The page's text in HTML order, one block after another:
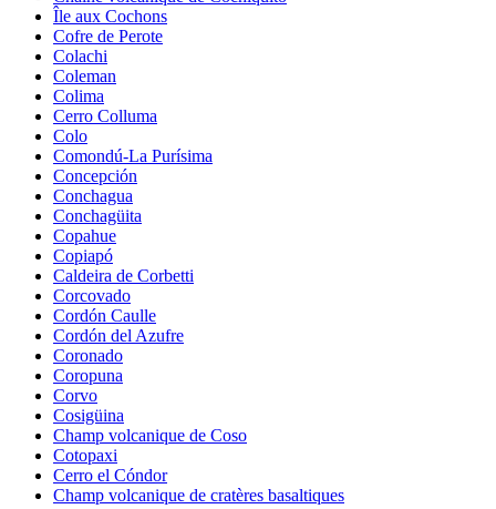
Île aux Cochons
Cofre de Perote
Colachi
Coleman
Colima
Cerro Colluma
Colo
Comondú-La Purísima
Concepción
Conchagua
Conchagüita
Copahue
Copiapó
Caldeira de Corbetti
Corcovado
Cordón Caulle
Cordón del Azufre
Coronado
Coropuna
Corvo
Cosigüina
Champ volcanique de Coso
Cotopaxi
Cerro el Cóndor
Champ volcanique de cratères basaltiques